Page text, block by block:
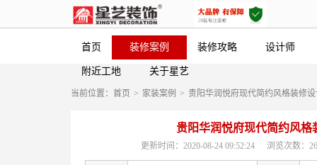
首页 装修案例 装修攻略 设计师
附近工地 关于星艺
当前位置： 首页 > 家装案例 > 贵阳华润悦府现代简约风格装修
贵阳华润悦府现代简约风格
更新时间：2020-08-24 09:52:24 浏览次数：